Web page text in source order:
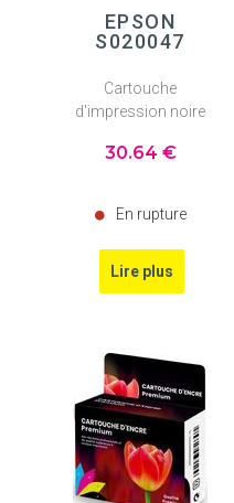
EPSON
S020047
Cartouche
d'impression noire
30.64 €
En rupture